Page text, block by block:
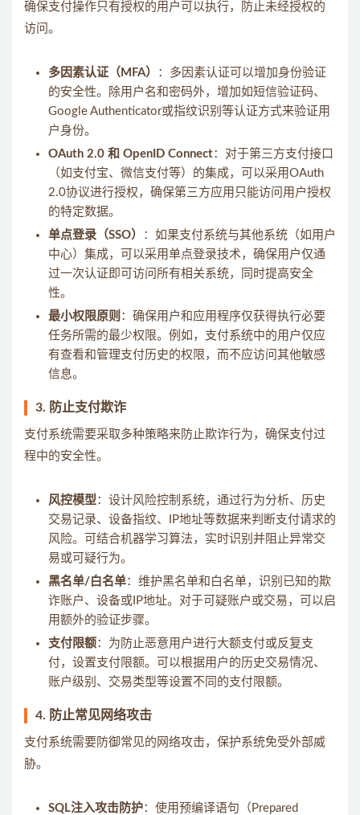
确保支付操作只有授权的用户可以执行，防止未经授权的
访问。
多因素认证（MFA）
：多因素认证可以增加身份验证
的安全性。除用户名和密码外，增加如短信验证码、
Google Authenticator或指纹识别等认证方式来验证用
户身份。
OAuth 2.0 和 OpenID Connect：对于第三方支付接口
（如支付宝、微信支付等）的集成，可以采用OAuth
2.0协议进行授权，确保第三方应用只能访问用户授权
的特定数据。
单点登录（SSO）
：如果支付系统与其他系统（如用户
中心）集成，可以采用单点登录技术，确保用户仅通
过一次认证即可访问所有相关系统，同时提高安全
性。
最小权限原则 ：确保用户和应用程序仅获得执行必要
任务所需的最少权限。例如，支付系统中的用户仅应
有查看和管理支付历史的权限，而不应访问其他敏感
信息。
3. 防止支付欺诈
支付系统需要采取多种策略来防止欺诈行为，确保支付过
程中的安全性。
风控模型：设计风险控制系统，通过行为分析、历史
交易记录、设备指纹、IP地址等数据来判断支付请求的
风险。可结合机器学习算法，实时识别并阻止异常交
易或可疑行为。
黑名单/白名单：维护黑名单和白名单，识别已知的欺
诈账户、设备或IP地址。对于可疑账户或交易，可以启
用额外的验证步骤。
支付限额：为防止恶意用户进行大额支付或反复支
付，设置支付限额。可以根据用户的历史交易情况、
账户级别、交易类型等设置不同的支付限额。
4. 防止常见网络攻击
支付系统需要防御常见的网络攻击，保护系统免受外部威
胁。
SQL注入攻击防护：使用预编译语句（Prepared